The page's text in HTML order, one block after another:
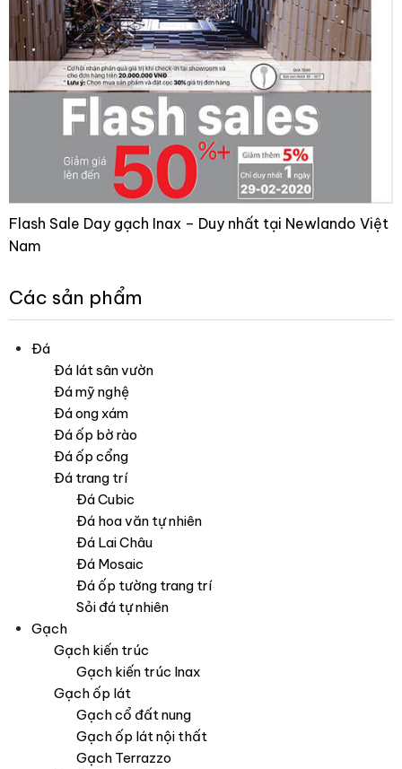
Flash Sale Day gạch Inax – Duy nhất tại Newlando Việt
Nam
Các sản phẩm
Đá
Đá lát sân vườn
Đá mỹ nghệ
Đá ong xám
Đá ốp bờ rào
Đá ốp cổng
Đá trang trí
Đá Cubic
Đá hoa văn tự nhiên
Đá Lai Châu
Đá Mosaic
Đá ốp tường trang trí
Sỏi đá tự nhiên
Gạch
Gạch kiến trúc
Gạch kiến trúc Inax
Gạch ốp lát
Gạch cổ đất nung
Gạch ốp lát nội thất
Gạch Terrazzo